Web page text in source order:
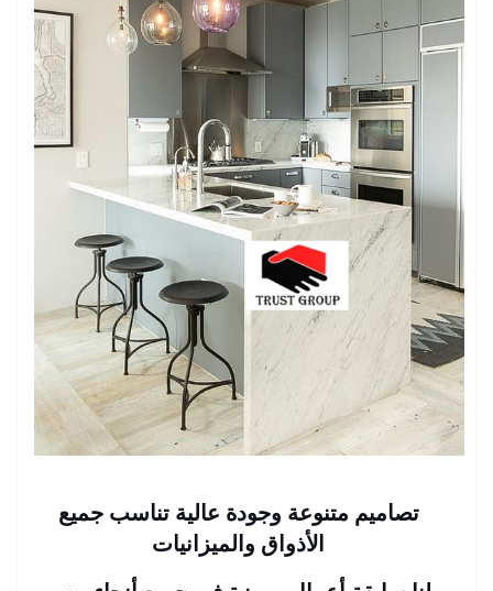
تصاميم متنوعة وجودة عالية تناسب جميع
الأذواق والميزانيات